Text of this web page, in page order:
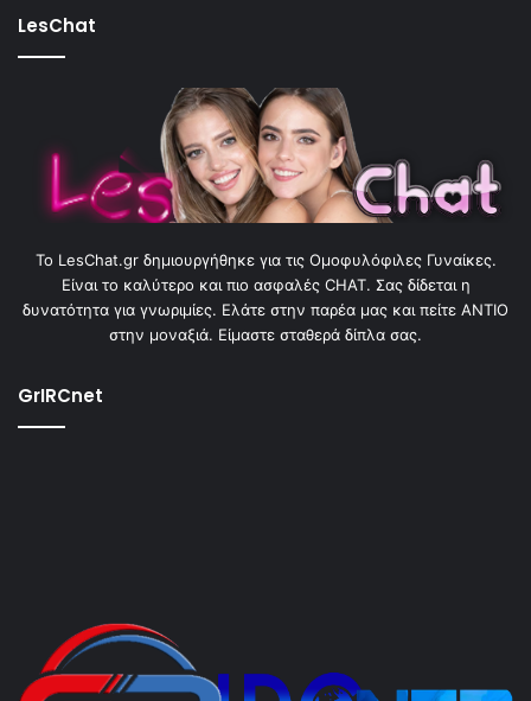
LesChat
To LesChat.gr δημιουργήθηκε για τις Ομοφυλόφιλες Γυναίκες.
Είναι το καλύτερο και πιο ασφαλές CHAT. Σας δίδεται η
δυνατότητα για γνωριμίες. Ελάτε στην παρέα μας και πείτε ΑΝΤΙΟ
στην μοναξιά. Είμαστε σταθερά δίπλα σας.
GrIRCnet